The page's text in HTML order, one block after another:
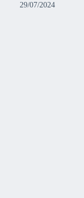
29/07/2024